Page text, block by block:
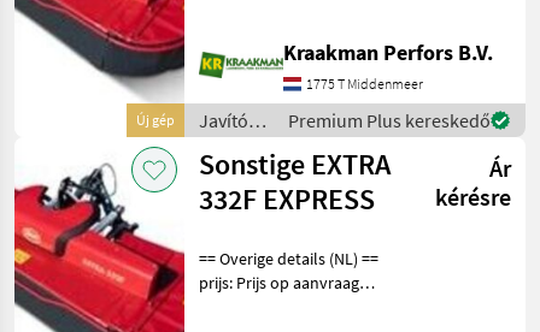
Új gép
schijvenmaaiers met 2.4 -
3.6m werkbreedte. De
maaiers worden gekenme
Kraakman Perfors B.V.
1775 T Middenmeer
Javítókészletek
és
alkatrészek
/
Sonstige
Premium Plus kereskedő
Sonstige EXTRA
332F EXPRESS
Ár
kérésre
== Overige details (NL) ==
prijs: Prijs op aanvraag